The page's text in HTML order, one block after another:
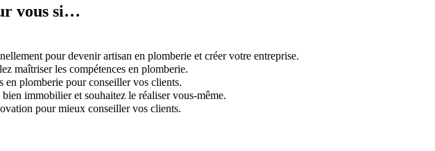
vous si…
pour devenir artisan en plomberie et créer votre entreprise.
maîtriser les compétences en plomberie.
en plomberie pour conseiller vos clients.
immobilier et souhaitez le réaliser vous-même.
pour mieux conseiller vos clients.